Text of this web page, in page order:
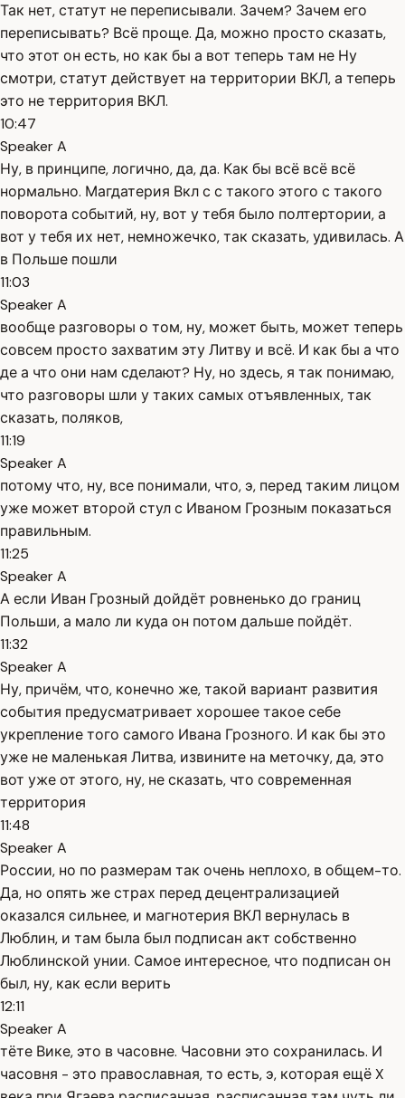
Так нет, статут не переписывали. Зачем? Зачем его
переписывать? Всё проще. Да, можно просто сказать,
что этот он есть, но как бы а вот теперь там не Ну
смотри, статут действует на территории ВКЛ, а теперь
это не территория ВКЛ.
10:47
Speaker A
Ну, в принципе, логично, да, да. Как бы всё всё всё
нормально. Магдатерия Вкл с с такого этого с такого
поворота событий, ну, вот у тебя было полтертории, а
вот у тебя их нет, немножечко, так сказать, удивилась. А
в Польше пошли
11:03
Speaker A
вообще разговоры о том, ну, может быть, может теперь
совсем просто захватим эту Литву и всё. И как бы а что
де а что они нам сделают? Ну, но здесь, я так понимаю,
что разговоры шли у таких самых отъявленных, так
сказать, поляков,
11:19
Speaker A
потому что, ну, все понимали, что, э, перед таким лицом
уже может второй стул с Иваном Грозным показаться
правильным.
11:25
Speaker A
А если Иван Грозный дойдёт ровненько до границ
Польши, а мало ли куда он потом дальше пойдёт.
11:32
Speaker A
Ну, причём, что, конечно же, такой вариант развития
события предусматривает хорошее такое себе
укрепление того самого Ивана Грозного. И как бы это
уже не маленькая Литва, извините на меточку, да, это
вот уже от этого, ну, не сказать, что современная
территория
11:48
Speaker A
России, но по размерам так очень неплохо, в общем-то.
Да, но опять же страх перед децентрализацией
оказался сильнее, и магнотерия ВКЛ вернулась в
Люблин, и там была был подписан акт собственно
Люблинской унии. Самое интересное, что подписан он
был, ну, как если верить
12:11
Speaker A
тёте Вике, это в часовне. Часовни это сохранилась. И
часовня - это православная, то есть, э, которая ещё X